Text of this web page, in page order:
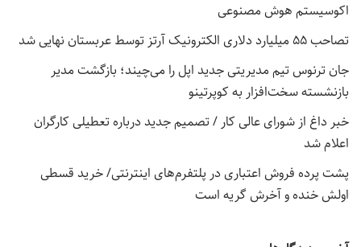
اکوسیستم هوش مصنوعی
تصاحب ۵۵ میلیارد دلاری الکترونیک آرتز توسط عربستان نهایی شد
جان ترنوس تیم مدیریتی جدید اپل را می‌چیند؛ بازگشت مدیر
بازنشسته سخت‌افزار به کوپرتینو
خبر داغ از شورای عالی کار / تصمیم جدید درباره تعطیلی کارگران
اعلام شد
پشت پرده فروش اعتباری در پلتفرم‌های اینترنتی/ خرید قسطی
اولش خنده و آخرش گریه است